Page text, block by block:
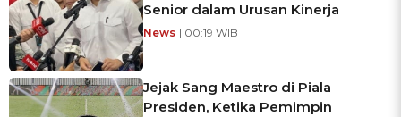
Senior dalam Urusan Kinerja
News | 00:19 WIB
Jejak Sang Maestro di Piala
Presiden, Ketika Pemimpin